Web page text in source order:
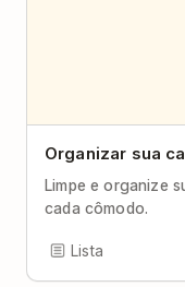
Organizar sua
Limpe e organize
cada cômodo.
Lista